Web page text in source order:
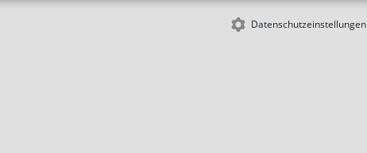
Datenschutzeinstellungen